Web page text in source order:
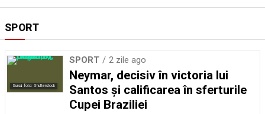
SPORT
Sursă foto: Shutterstock
SPORT 2 zile ago
Neymar, decisiv în victoria lui
Santos și calificarea în sferturile
Cupei Braziliei